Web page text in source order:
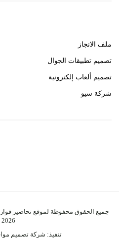
ملف الانجاز
تصميم تطبيقات الجوال
تصميم ألعاب إلكترونية
شركة سيو
جميع الحقوق محفوظة لموقع تحاضير
2026
تنفيذ: شركة تصميم